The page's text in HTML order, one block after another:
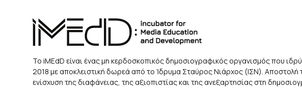
Το iMEdD είναι ένας μη κερδοσκοπικός δημοσιογραφικός οργανισμός που
2018 με αποκλειστική δωρεά από το Ίδρυμα Σταύρος Νιάρχος (ΙΣΝ). Αποστολή
ενίσχυση της διαφάνειας, της αξιοπιστίας και της ανεξαρτησίας στη